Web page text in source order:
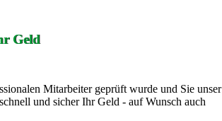
Geld
Mitarbeiter geprüft wurde und Sie unser
und sicher Ihr Geld - auf Wunsch auch